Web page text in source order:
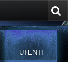
UTENTI